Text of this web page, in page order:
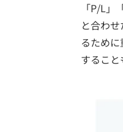
「P/L」
と合わ
るため
すること